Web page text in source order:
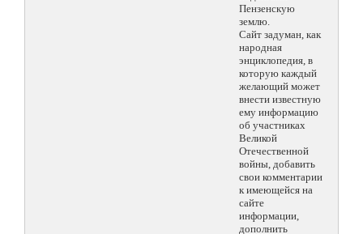
Пензенскую
землю.
Сайт задуман, как
народная
энциклопедия, в
которую каждый
желающий может
внести известную
ему информацию
об участниках
Великой
Отечественной
войны, добавить
свои комментарии
к имеющейся на
сайте
информации,
дополнить